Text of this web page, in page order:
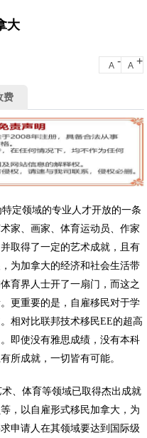
大
A - A +
费
定领域的专业人才开放的一条
家、画家、体育运动员、作家
取得了一定的艺术成就，且有
为加拿大的经济和社会生活带
育界人士开了一扇门，而这之
更重要的是，自雇移民对于学
相对比联邦技术移民EE的超高
即使没有雅思成绩，没有本科
所成就，一切皆有可能。
、体育等领域已取得杰出成就
，以自雇形式移民加拿大，为
申请人在其领域要达到国际级